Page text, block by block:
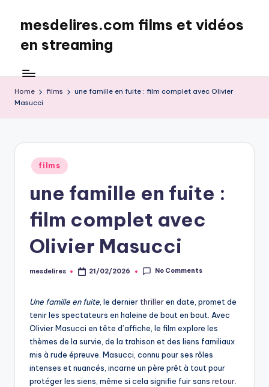
content
mesdelires.com films et vidéos
en streaming
:
film
et
video
en
français
Home films
une famille en fuite : film complet avec Olivier
Masucci
Posted
in
films
une famille en fuite :
film complet avec
Olivier Masucci
Posted
mesdelires 21/02/2026 No Comments
Une famille en fuite, le dernier thrilleren date, promet de
tenir les spectateurs en haleine de bout en bout. Avec
Olivier Masucci en tête d’affiche, le film explore les
thèmes de la survie, de la trahison et des liens familiaux
mis à rude épreuve. Masucci, connu pour ses rôles
intenses et nuancés, incarne un père prêt à tout pour
protéger les siens, même si cela signifie fuir sans retour.